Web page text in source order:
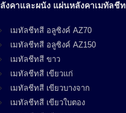
งคาและผนัง แผ่นหลังคาเมทัลชีท
เมทัลชีทสี อลูซิงค์ AZ70
เมทัลชีทสี อลูซิงค์ AZ150
เมทัลชีทสี ขาว
เมทัลชีทสี เขียวแก่
เมทัลชีทสี เขียวบางจาก
เมทัลชีทสี เขียวใบตอง